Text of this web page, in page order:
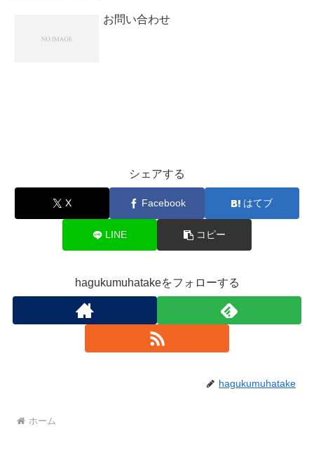
お問い合わせ
シェアする
X Facebook はてブ
LINE コピー
hagukumuhatakeをフォローする
hagukumuhatake
ホーム